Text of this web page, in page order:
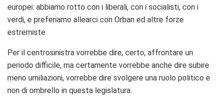
europei: abbiamo rotto con i liberali, con i socialisti, con i
verdi, e preferiamo allearci con Orban ed altre forze
estremiste.
Per il centrosinistra vorrebbe dire, certo, affrontare un
periodo difficile, ma certamente vorrebbe anche dire subire
meno umiliazioni, vorrebbe dire svolgere una ruolo politico e
non di ombrello in questa legislatura.